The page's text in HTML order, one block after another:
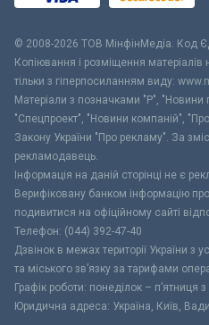
© 2008-2026 ТОВ МiнфiнМедiа. Код
Копіювання і розміщення
тільки з гіперпосиланням виду:
Матеріали з позначками "Р", "Новини
"Спецпроект", "Новини компаній",
Закону України "Про рекламу". За
рекламодавець.
Інформація на даній сторінці не є
Верифіковану банком інформацію
подивитися на офіційному сайті
Телефон: (044) 392-47-40
Дзвінок в межах території України з
та міського зв’язку за тарифами
Графік роботи: понеділок – п’ятниця
Юридична адреса: Україна, Київ,